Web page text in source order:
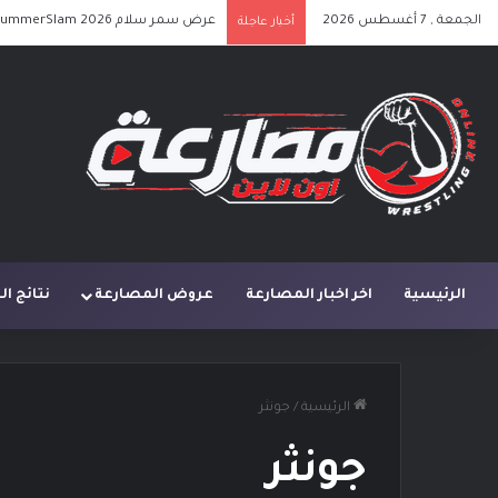
الجمعة , 7 أغسطس 2026 أخبار عاجلة عرض سمر سلام SummerSlam 2026 الليلة الأولى كامل مترجم
الرئيسية اخر اخبار المصارعة عروض المصارعة نتائج
الرئيسية / جونثر
جونثر